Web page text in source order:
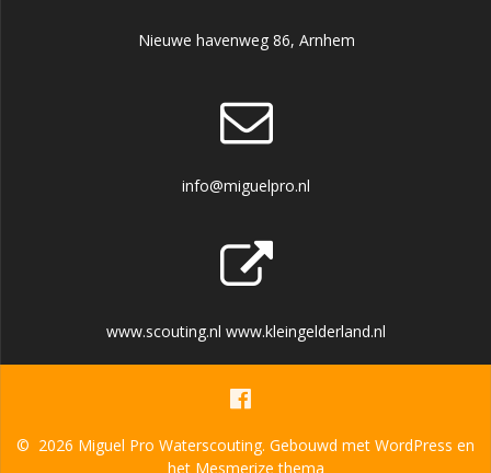
Nieuwe havenweg 86, Arnhem
info@miguelpro.nl
www.scouting.nl www.kleingelderland.nl
© 2026 Miguel Pro Waterscouting. Gebouwd met WordPress en
het Mesmerize thema